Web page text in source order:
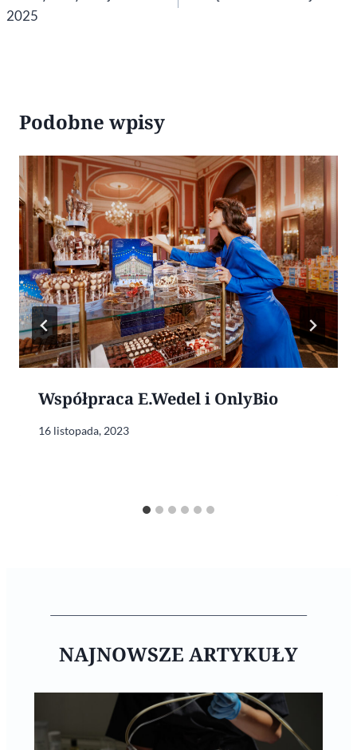
2025
Podobne wpisy
Współpraca E.Wedel i OnlyBio
16 listopada, 2023
NAJNOWSZE ARTYKUŁY